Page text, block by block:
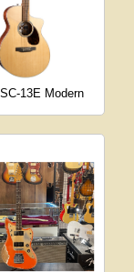
SC-13E Modern